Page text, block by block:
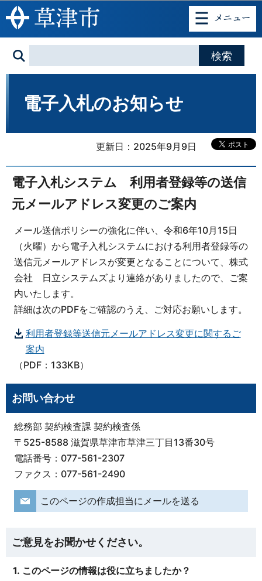
このページの本文へ移動
電子入札のお知らせ
更新日：2025年9月9日
電子入札システム 利用者登録等の送信
元メールアドレス変更のご案内
メール送信ポリシーの強化に伴い、令和6年10月15日
（火曜）から電子入札システムにおける利用者登録等の
送信元メールアドレスが変更となることについて、株式
会社 日立システムズより連絡がありましたので、ご案
内いたします。
詳細は次のPDFをご確認のうえ、ご対応お願いします。
利用者登録等送信元メールアドレス変更に関するご
案内
（PDF：133KB）
お問い合わせ
総務部 契約検査課 契約検査係
〒525-8588 滋賀県草津市草津三丁目13番30号
電話番号：077-561-2307
ファクス：077-561-2490
このページの作成担当にメールを送る
ご意見をお聞かせください。
1. このページの情報は役に立ちましたか？